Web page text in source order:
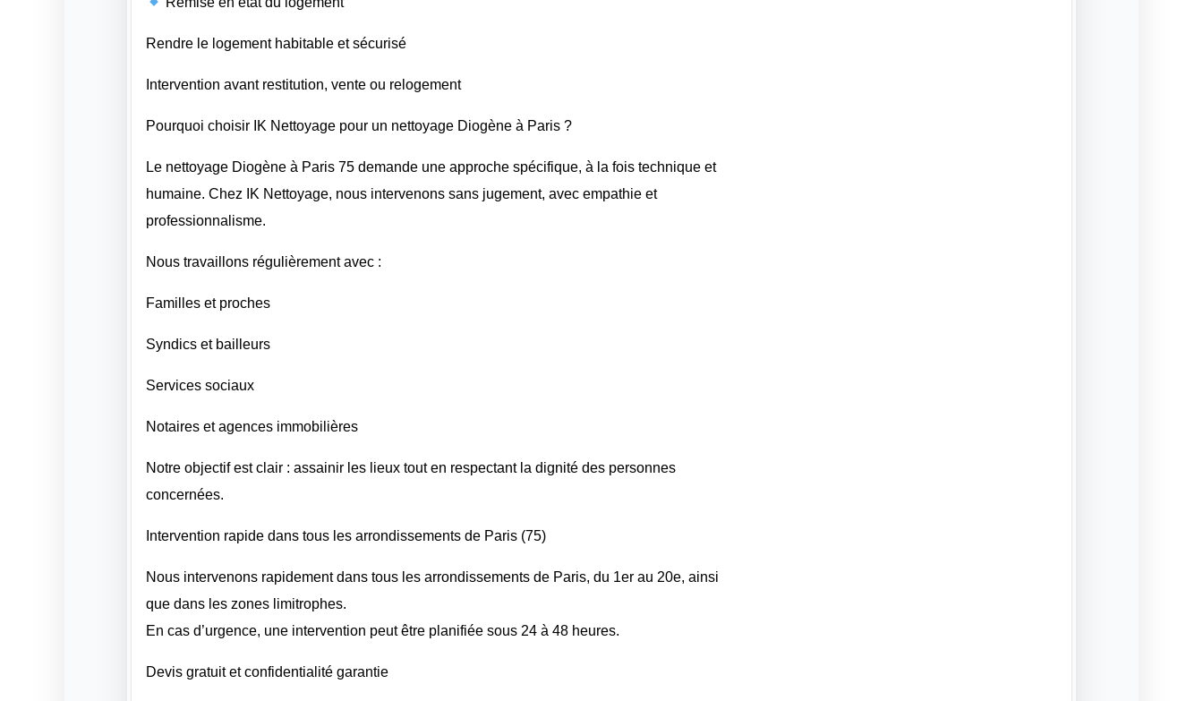
Rendre le logement habitable et sécurisé
Intervention avant restitution, vente ou relogement
Pourquoi choisir IK Nettoyage pour un nettoyage Diogène à Paris ?
Le nettoyage Diogène à Paris 75 demande une approche spécifique, à la fois technique et
humaine. Chez IK Nettoyage, nous intervenons sans jugement, avec empathie et
professionnalisme.
Nous travaillons régulièrement avec :
Familles et proches
Syndics et bailleurs
Services sociaux
Notaires et agences immobilières
Notre objectif est clair : assainir les lieux tout en respectant la dignité des personnes
concernées.
Intervention rapide dans tous les arrondissements de Paris (75)
Nous intervenons rapidement dans tous les arrondissements de Paris, du 1er au 20e, ainsi
que dans les zones limitrophes.
En cas d’urgence, une intervention peut être planifiée sous 24 à 48 heures.
Devis gratuit et confidentialité garantie